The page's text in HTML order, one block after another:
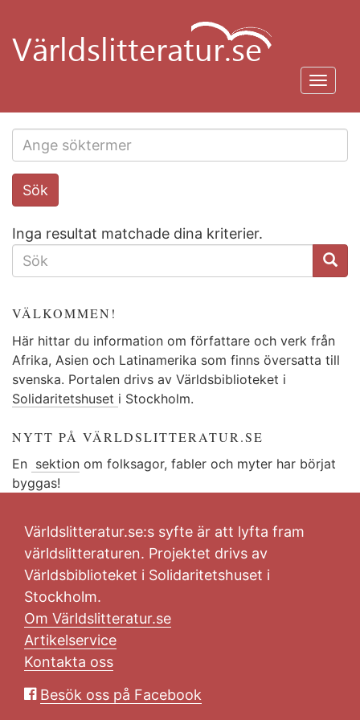
huvudinnehåll
Search
this
Sök
Inga resultat matchade dina kriterier.
SÖKFORMULÄR
VÄLKOMMEN!
Här hittar du information om författare och verk från
Afrika, Asien och Latinamerika som finns översatta till
svenska. Portalen drivs av Världsbiblioteket i
Solidaritetshuset i Stockholm.
NYTT PÅ VÄRLDSLITTERATUR.SE
En sektion om folksagor, fabler och myter har börjat
byggas!
Världslitteratur.se:s syfte är att lyfta fram
världslitteraturen. Projektet drivs av
Världsbiblioteket i Solidaritetshuset i
Stockholm.
Om Världslitteratur.se
Artikelservice
Kontakta oss
Besök oss på Facebook